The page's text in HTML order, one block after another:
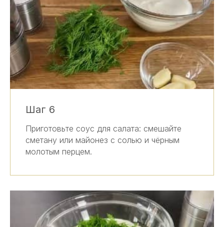
Шаг 6
Приготовьте соус для салата: смешайте
сметану или майонез с солью и чёрным
молотым перцем.